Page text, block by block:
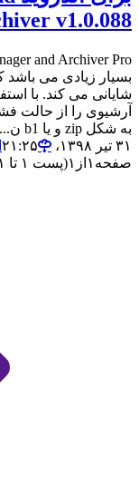
v1.0.088
بسیار زیادی می باشد
آرشیوی را از حالت
به شکل zip و یا b1 ن...
۳۱ تیر ۱۳۹۸،‏ ۲۱:۲۵
صفحه ۱ از ۱(پست ۱ تا ۱)